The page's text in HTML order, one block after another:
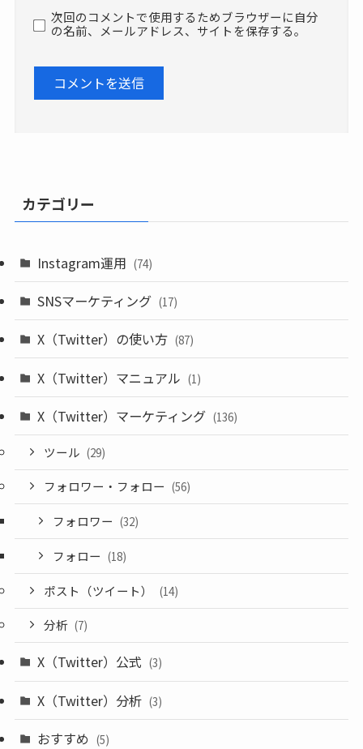
次回のコメントで使用するためブラウザーに自分
の名前、メールアドレス、サイトを保存する。
カテゴリー
Instagram運用 (74)
SNSマーケティング (17)
X（Twitter）の使い方 (87)
X（Twitter）マニュアル (1)
X（Twitter）マーケティング (136)
ツール (29)
フォロワー・フォロー (56)
フォロワー (32)
フォロー (18)
ポスト（ツイート） (14)
分析 (7)
X（Twitter）公式 (3)
X（Twitter）分析 (3)
おすすめ (5)